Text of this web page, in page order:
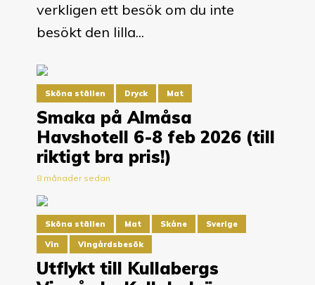
verkligen ett besök om du inte
besökt den lilla...
Sköna ställen Dryck Mat
Smaka på Almåsa
Havshotell 6-8 feb 2026 (till
riktigt bra pris!)
8 månader sedan
Sköna ställen Mat Skåne Sverige
Vin Vingårdsbesök
Utflykt till Kullabergs